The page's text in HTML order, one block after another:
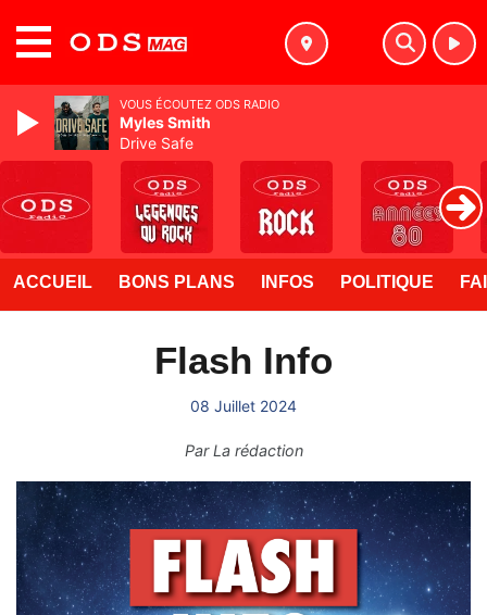
ACCUEIL BONS PLANS INFOS POLITIQUE
Flash Info
08 Juillet 2024
ParLa rédaction
VOUS ÉCOUTEZ ODS RADIO
Myles Smith
Drive Safe